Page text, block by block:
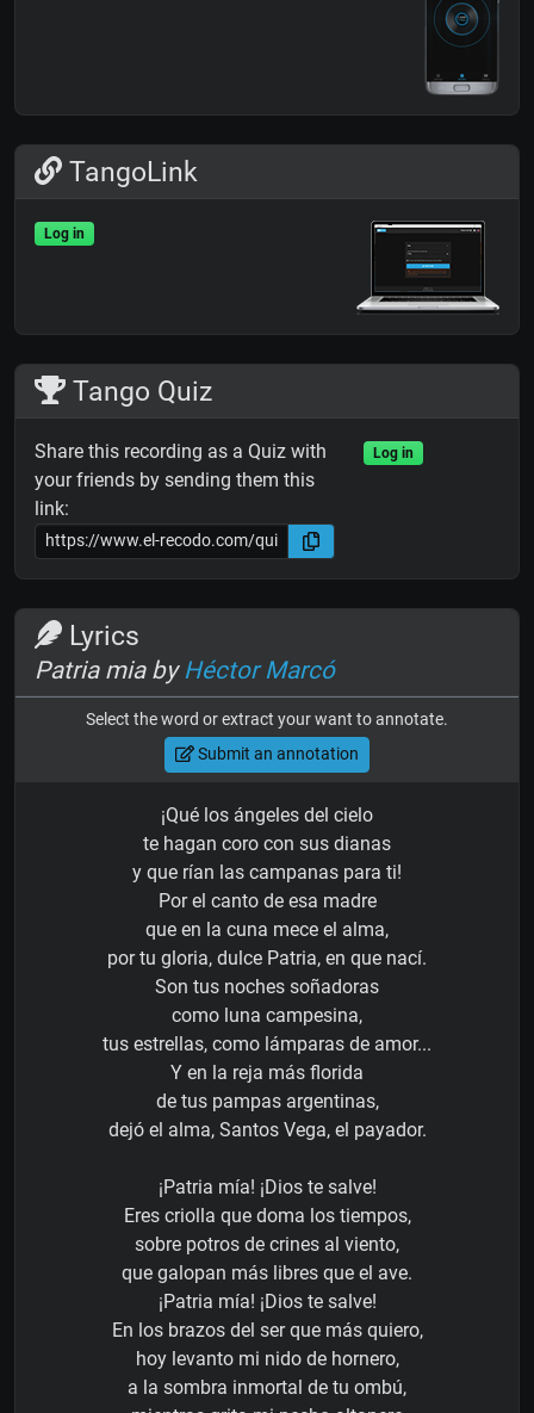
TangoLink
Log in
Tango Quiz
Share this recording as a Quiz with
your friends by sending them this
link:
Log in
Lyrics
Patria mia byHéctor Marcó
Select the word or extract your want to annotate.
Submit an annotation
¡Qué los ángeles del cielo
te hagan coro con sus dianas
y que rían las campanas para ti!
Por el canto de esa madre
que en la cuna mece el alma,
por tu gloria, dulce Patria, en que nací.
Son tus noches soñadoras
como luna campesina,
tus estrellas, como lámparas de amor...
Y en la reja más florida
de tus pampas argentinas,
dejó el alma, Santos Vega, el payador.
¡Patria mía! ¡Dios te salve!
Eres criolla que doma los tiempos,
sobre potros de crines al viento,
que galopan más libres que el ave.
¡Patria mía! ¡Dios te salve!
En los brazos del ser que más quiero,
hoy levanto mi nido de hornero,
a la sombra inmortal de tu ombú,